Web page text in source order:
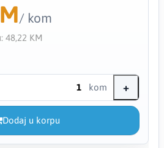
/ kom
48,22 KM
kom +
Dodaj u korpu